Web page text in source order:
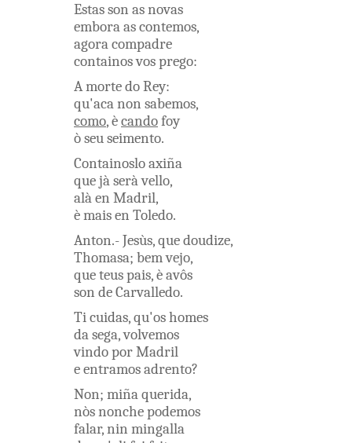
Estasson asnovas
emboraascontemos,
agoracompadre
containosvosprego:
AmortedoRey:
qu'acanon sabemos,
como,ècandofoy
òseuseimento.
Containosloaxiña
quejàseràvello,
alàen Madril,
èmaisen Toledo.
Anton.-Jesùs,quedoudize,
Thomasa; bemvejo,
queteuspais,èavôs
son deCarvalledo.
Ticuidas,qu'oshomes
dasega,volvemos
vindoporMadril
eentramosadrento?
Non; miñaquerida,
nòsnonchepodemos
falar,nin mingalla